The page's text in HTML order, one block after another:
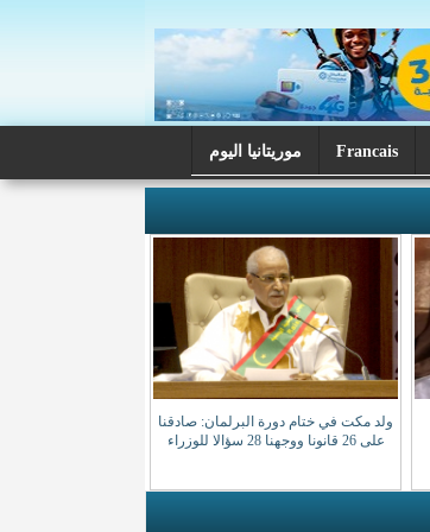
Francais موريتانيا اليوم
ولد مكت في ختام دورة البرلمان: صادقنا
على 26 قانونا ووجهنا 28 سؤالا للوزراء